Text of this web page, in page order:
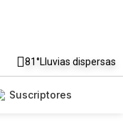
81°Lluvias dispersas
Suscriptores